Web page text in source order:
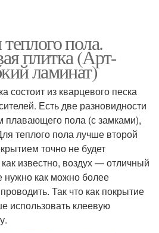
пола.
плитка (Арт-
ламинат)
состоит из кварцевого песка
Есть две разновидности
плавающего пола (с замками),
теплого пола лучше второй
точно не будет
известно, воздух — отличный
нужно как можно более
Так что как покрытие
использовать клеевую